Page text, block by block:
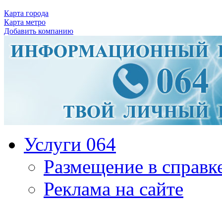
Карта города
Карта метро
Добавить компанию
Услуги 064
Размещение в
Реклама на сайте